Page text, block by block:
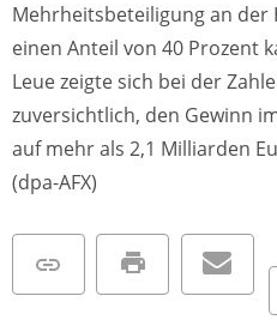
Mehrheitsbeteiligung an der
einen Anteil von 40 Prozent
Leue zeigte sich bei der
zuversichtlich, den Gewinn
auf mehr als 2,1 Milliarden
(dpa-AFX)